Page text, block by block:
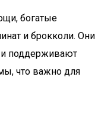
богатые
и брокколи. Они
поддерживают
что важно для